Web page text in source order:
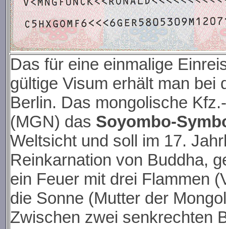
Das für eine einmalige
gültige Visum erhält man bei
Berlin. Das mongolische
(MGN) das Soyombo-
Weltsicht und soll im 17.
Reinkarnation von Buddha,
ein Feuer mit drei Flammen
die Sonne (Mutter der
Zwischen zwei senkrechten